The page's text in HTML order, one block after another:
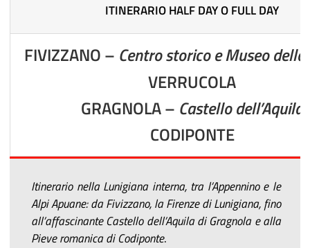
ITINERARIO HALF DAY O FULL DAY
FIVIZZANO – Centro storico e Museo
VERRUCOLA
GRAGNOLA – Castello dell’Aquila
CODIPONTE
Itinerario nella Lunigiana interna, tra l’Appennino e le
Alpi Apuane: da Fivizzano, la Firenze di Lunigiana, fino
all’affascinante Castello dell’Aquila di Gragnola e alla
Pieve romanica di Codiponte.